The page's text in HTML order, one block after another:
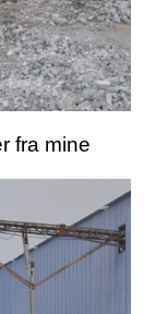
fra mine